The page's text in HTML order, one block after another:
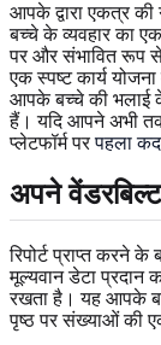
आपके द्वारा एकत्र
बच्चे के व्यवहार का
पर और संभावित रूप
एक स्पष्ट कार्य
आपके बच्चे की भलाई
हैं। यदि आपने अभी तक
प्लेटफॉर्म परपहला
अपने
रिपोर्ट प्राप्त करने
मूल्यवान डेटा प्रदान
रखता है। यह आपके
पृष्ठ पर संख्याओं की